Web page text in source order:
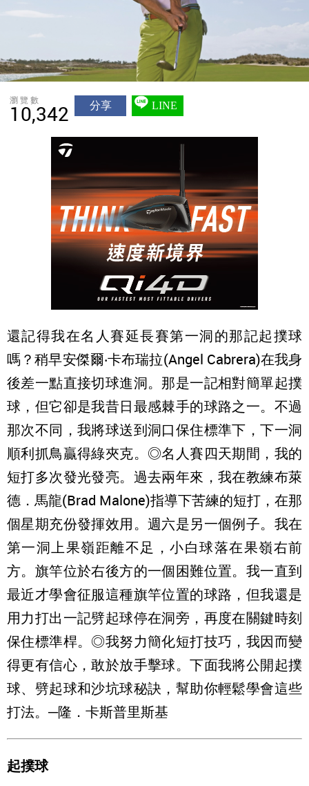
瀏覽數
10,342 分享 LINE
還記得我在名人賽延長賽第一洞的那記起撲球
嗎？稍早安傑爾‧卡布瑞拉(Angel Cabrera)在我身
後差一點直接切球進洞。那是一記相對簡單起撲
球，但它卻是我昔日最感棘手的球路之一。不過
那次不同，我將球送到洞口保住標準下，下一洞
順利抓鳥贏得綠夾克。◎名人賽四天期間，我的
短打多次發光發亮。過去兩年來，我在教練布萊
德．馬龍(Brad Malone)指導下苦練的短打，在那
個星期充份發揮效用。週六是另一個例子。我在
第一洞上果嶺距離不足，小白球落在果嶺右前
方。旗竿位於右後方的一個困難位置。我一直到
最近才學會征服這種旗竿位置的球路，但我還是
用力打出一記劈起球停在洞旁，再度在關鍵時刻
保住標準桿。◎我努力簡化短打技巧，我因而變
得更有信心，敢於放手擊球。下面我將公開起撲
球、劈起球和沙坑球秘訣，幫助你輕鬆學會這些
打法。─隆．卡斯普里斯基
起撲球